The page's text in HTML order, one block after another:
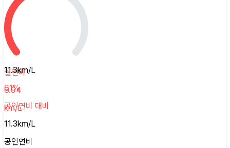
실연비
6.94
km/L
11.3km/L
61%
공인연비 대비
11.3km/L
공인연비